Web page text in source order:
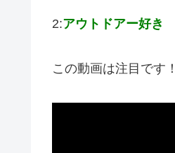
2:アウトドアー好き
この動画は注目です！